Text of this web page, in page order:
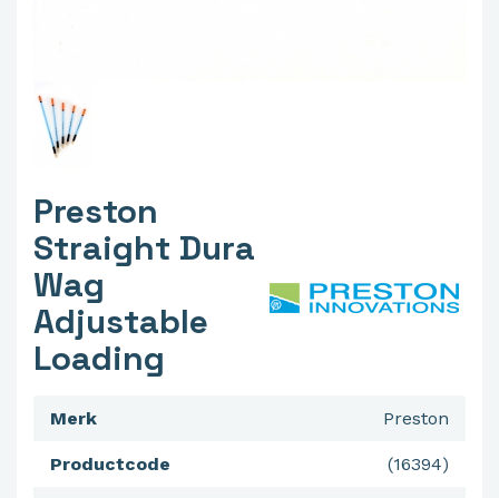
Preston
Straight Dura
Wag
Adjustable
Loading
Preston
Merk
(16394)
Productcode